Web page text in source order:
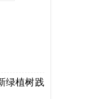
绿植树践